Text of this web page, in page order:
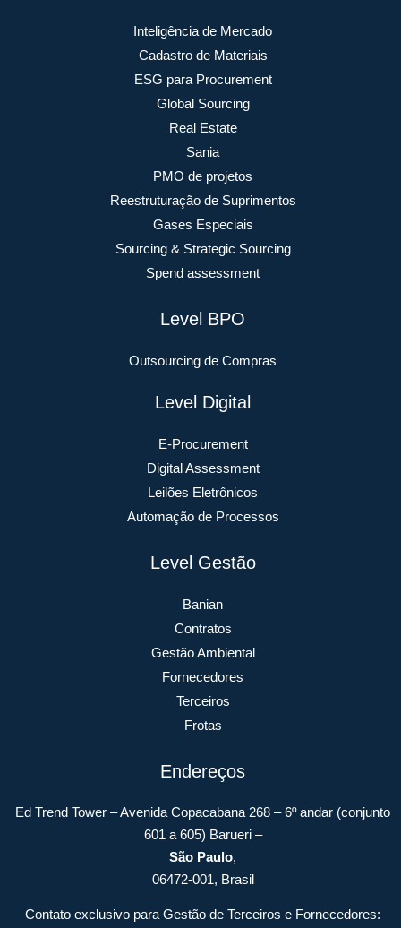
Inteligência de Mercado
Cadastro de Materiais
ESG para Procurement
Global Sourcing
Real Estate
Sania
PMO de projetos
Reestruturação de Suprimentos
Gases Especiais
Sourcing & Strategic Sourcing
Spend assessment
Level BPO
Outsourcing de Compras
Level Digital
E-Procurement
Digital Assessment
Leilões Eletrônicos
Automação de Processos
Level Gestão
Banian
Contratos
Gestão Ambiental
Fornecedores
Terceiros
Frotas
Endereços
Ed Trend Tower – Avenida Copacabana 268 – 6º andar (conjunto
601 a 605) Barueri –
São Paulo,
06472-001, Brasil
Contato exclusivo para Gestão de Terceiros e Fornecedores: